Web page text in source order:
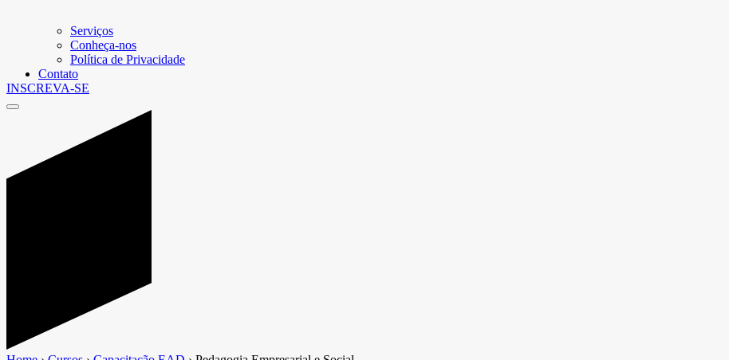
Serviços
Conheça-nos
Política de Privacidade
Contato
INSCREVA-SE